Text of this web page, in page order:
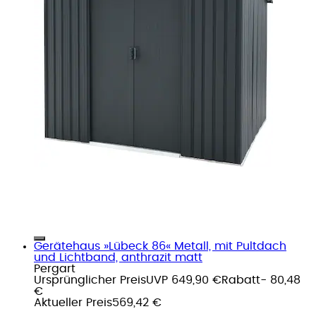
Gerätehaus »Lübeck 86« Metall, mit Pultdach
und Lichtband, anthrazit matt
Pergart
Ursprünglicher PreisUVP 649,90 €Rabatt- 80,48
€
Aktueller Preis569,42 €